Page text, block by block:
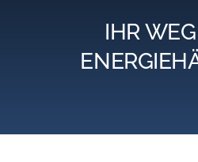
Partner werdenIHR